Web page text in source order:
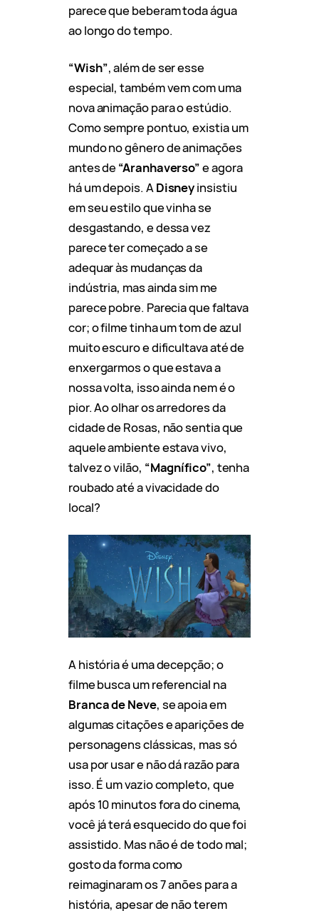
parece que beberam toda água
ao longo do tempo.
“Wish”, além de ser esse
especial, também vem com uma
nova animação para o estúdio.
Como sempre pontuo, existia um
mundo no gênero de animações
antes de“Aranhaverso”e agora
há um depois. ADisneyinsistiu
em seu estilo que vinha se
desgastando, e dessa vez
parece ter começado a se
adequar às mudanças da
indústria, mas ainda sim me
parece pobre. Parecia que faltava
cor; o filme tinha um tom de azul
muito escuro e dificultava até de
enxergarmos o que estava a
nossa volta, isso ainda nem é o
pior. Ao olhar os arredores da
cidade de Rosas, não sentia que
aquele ambiente estava vivo,
talvez o vilão, “Magnífico”, tenha
roubado até a vivacidade do
local?
A história é uma decepção; o
filme busca um referencial na
Branca de Neve, se apoia em
algumas citações e aparições de
personagens clássicas, mas só
usa por usar e não dá razão para
isso. É um vazio completo, que
após 10 minutos fora do cinema,
você já terá esquecido do que foi
assistido. Mas não é de todo mal;
gosto da forma como
reimaginaram os 7 anões para a
história, apesar de não terem